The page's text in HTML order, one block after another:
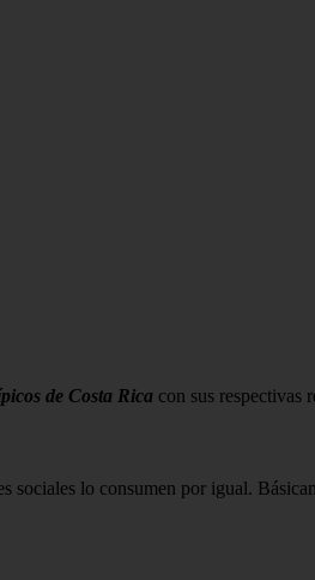
de Costa Rica con sus respectivas
sociales lo consumen por igual.